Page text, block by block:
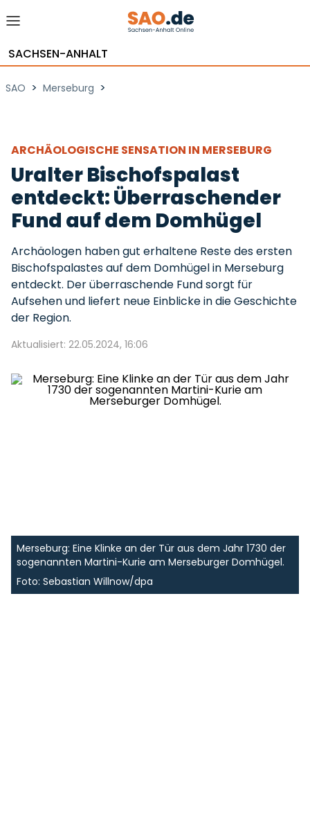
SACHSEN-ANHALT
SAO > Merseburg >
ARCHÄOLOGISCHE SENSATION IN MERSEBURG
Uralter Bischofspalast
entdeckt: Überraschender
Fund auf dem Domhügel
Archäologen haben gut erhaltene Reste des ersten
Bischofspalastes auf dem Domhügel in Merseburg
entdeckt. Der überraschende Fund sorgt für
Aufsehen und liefert neue Einblicke in die Geschichte
der Region.
Aktualisiert: 22.05.2024, 16:06
Merseburg: Eine Klinke an der Tür aus dem Jahr 1730 der
sogenannten Martini-Kurie am Merseburger Domhügel.
Foto: Sebastian Willnow/dpa